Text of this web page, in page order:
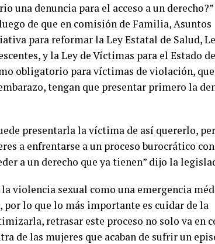
una denuncia para el acceso a un derecho?”
de que en comisión de Familia, Asuntos
para reformar la Ley Estatal de Salud,
y la Ley de Víctimas para el Estado de
obligatorio para víctimas de violación,
tengan que presentar primero la
presentarla la víctima de así quererlo,
a enfrentarse a un proceso burocrático
a un derecho que ya tienen” dijo la
violencia sexual como una emergencia
por lo que lo más importante es cuidar de la
retrasar este proceso no solo va en
de las mujeres que acaban de sufrir un